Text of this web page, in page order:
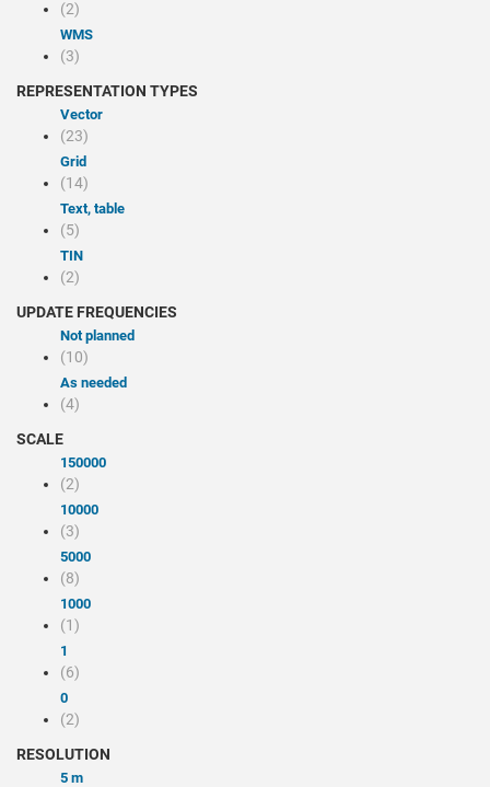
(2)
WMS
(3)
REPRESENTATION TYPES
Vector
(23)
Grid
(14)
Text, table
(5)
TIN
(2)
UPDATE FREQUENCIES
Not planned
(10)
As needed
(4)
SCALE
150000
(2)
10000
(3)
5000
(8)
1000
(1)
1
(6)
0
(2)
RESOLUTION
5 m